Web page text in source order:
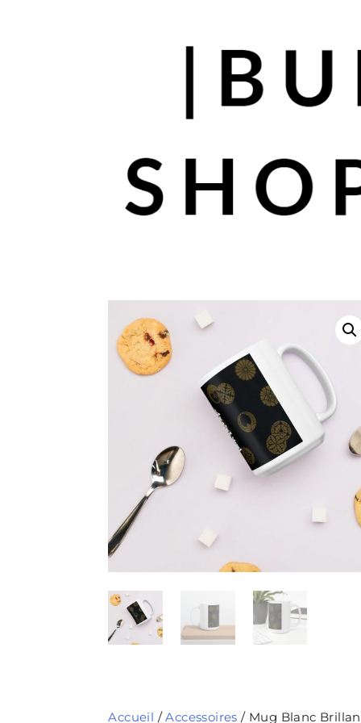
Accueil /Accessoires / Mug Blanc